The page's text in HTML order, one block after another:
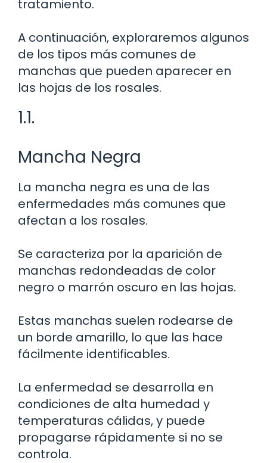
tratamiento.
A continuación, exploraremos algunos
de los tipos más comunes de
manchas que pueden aparecer en
las hojas de los rosales.
1.1.
Mancha Negra
La mancha negra es una de las
enfermedades más comunes que
afectan a los rosales.
Se caracteriza por la aparición de
manchas redondeadas de color
negro o marrón oscuro en las hojas.
Estas manchas suelen rodearse de
un borde amarillo, lo que las hace
fácilmente identificables.
La enfermedad se desarrolla en
condiciones de alta humedad y
temperaturas cálidas, y puede
propagarse rápidamente si no se
controla.